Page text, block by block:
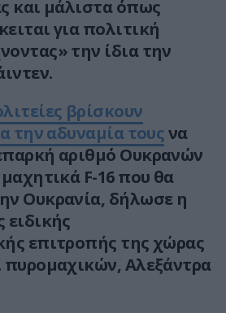
και μάλιστα όπως
για πολιτική
την ίδια την
βρίσκουν
την αδυναμία τουςνα
αριθμό Ουκρανών
F-16 που θα
Ουκρανία, δήλωσε η
επιτροπής της χώρας
Αλεξάντρα